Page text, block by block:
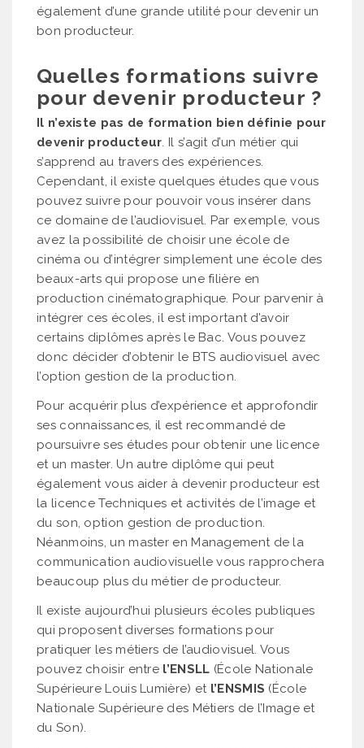
également d’une grande utilité pour devenir un
bon producteur.
Quelles formations suivre
pour devenir producteur ?
Il n’existe pas de formation bien définie pour
devenir producteur. Il s’agit d’un métier qui
s’apprend au travers des expériences.
Cependant, il existe quelques études que vous
pouvez suivre pour pouvoir vous insérer dans
ce domaine de l’audiovisuel. Par exemple, vous
avez la possibilité de choisir une école de
cinéma ou d’intégrer simplement une école des
beaux-arts qui propose une filière en
production cinématographique. Pour parvenir à
intégrer ces écoles, il est important d’avoir
certains diplômes après le Bac. Vous pouvez
donc décider d’obtenir le BTS audiovisuel avec
l’option gestion de la production.
Pour acquérir plus d’expérience et approfondir
ses connaissances, il est recommandé de
poursuivre ses études pour obtenir une licence
et un master. Un autre diplôme qui peut
également vous aider à devenir producteur est
la licence Techniques et activités de l’image et
du son, option gestion de production.
Néanmoins, un master en Management de la
communication audiovisuelle vous rapprochera
beaucoup plus du métier de producteur.
Il existe aujourd’hui plusieurs écoles publiques
qui proposent diverses formations pour
pratiquer les métiers de l’audiovisuel. Vous
pouvez choisir entre l’ENSLL (École Nationale
Supérieure Louis Lumière) et l’ENSMIS (École
Nationale Supérieure des Métiers de l’Image et
du Son).